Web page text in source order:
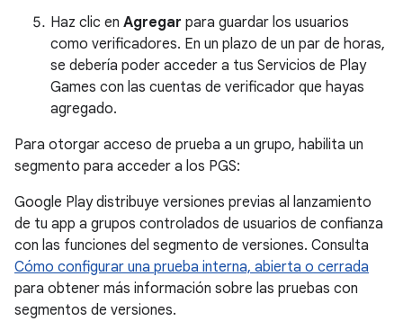
Haz clic en Agregar para guardar los usuarios
como verificadores. En un plazo de un par de horas,
se debería poder acceder a tus Servicios de Play
Games con las cuentas de verificador que hayas
agregado.
Para otorgar acceso de prueba a un grupo, habilita un
segmento para acceder a los PGS:
Google Play distribuye versiones previas al lanzamiento
de tu app a grupos controlados de usuarios de confianza
con las funciones del segmento de versiones. Consulta
Cómo configurar una prueba interna, abierta o cerrada
para obtener más información sobre las pruebas con
segmentos de versiones.